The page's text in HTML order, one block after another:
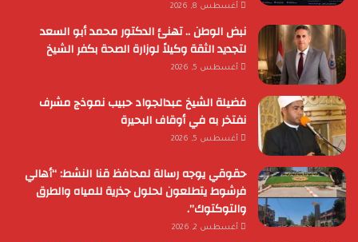
أغسطس 8, 2026
نبض الوطن .. تهنئ الدكتور محمد أبو السعد
لتجديد الثقة وكيلاً لوزارة الصحة بكفر الشيخ
أغسطس 5, 2026
فضيلة الشيخ عبدالجواد حبيب نموذج مشرف
نفتخر به في أوقاف البحيرة
أغسطس 5, 2026
حقوقي يوجه رسالة لمحافظ قنا النشط: “أهالي
فرشوط يتطلعون لحلول جذرية للمياه والطرق
والتوكتوك”.
أغسطس 2, 2026